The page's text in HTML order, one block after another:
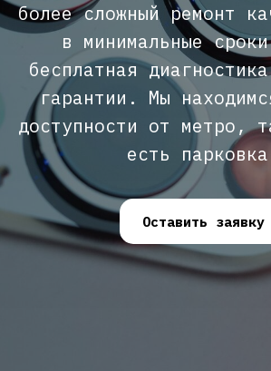
более сложный ремонт
в минимальные
бесплатная
гарантии. Мы
доступности от метро,
есть
Оставить заявку